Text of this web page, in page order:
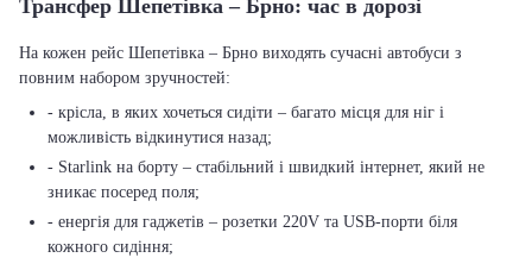
Трансфер Шепетівка – Брно: час в дорозі
На кожен рейс Шепетівка – Брно виходять сучасні автобуси з
повним набором зручностей:
- крісла, в яких хочеться сидіти – багато місця для ніг і
можливість відкинутися назад;
- Starlink на борту – стабільний і швидкий інтернет, який не
зникає посеред поля;
- енергія для гаджетів – розетки 220V та USB-порти біля
кожного сидіння;